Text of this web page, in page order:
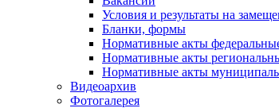
Условия и результаты на
Бланки, формы
Нормативные акты
Нормативные акты
Нормативные акты
Видеоархив
Фотогалерея